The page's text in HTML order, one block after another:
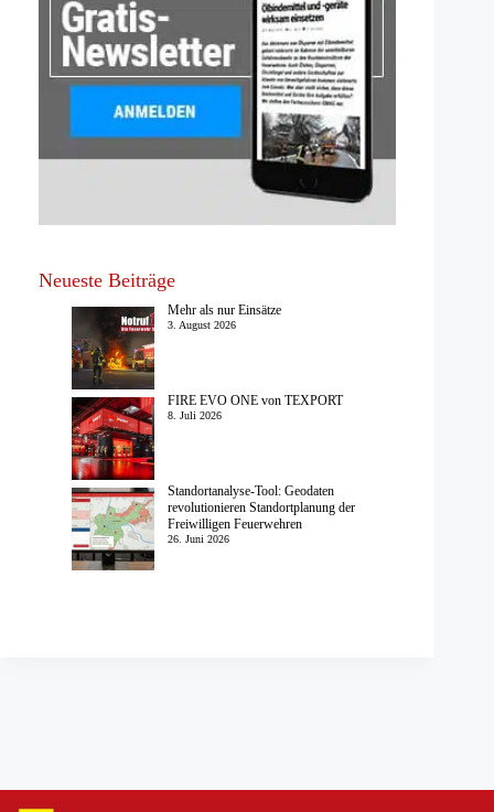
Neueste Beiträge
Mehr als nur Einsätze
3. August 2026
FIRE EVO ONE von TEXPORT
8. Juli 2026
Standortanalyse-Tool: Geodaten
revolutionieren Standortplanung der
Freiwilligen Feuerwehren
26. Juni 2026